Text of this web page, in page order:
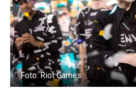
Foto: Riot Games